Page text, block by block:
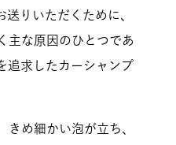
送りいただくために、
主な原因のひとつであ
追求したカーシャンプ
きめ細かい泡が立ち、